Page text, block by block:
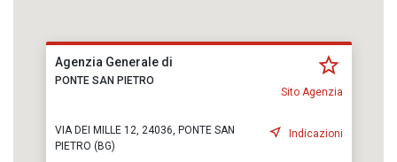
Agenzia Generale di
PONTE SAN PIETRO
Sito Agenzia
VIA DEI MILLE 12, 24036, PONTE SAN
PIETRO (BG)
Indicazioni